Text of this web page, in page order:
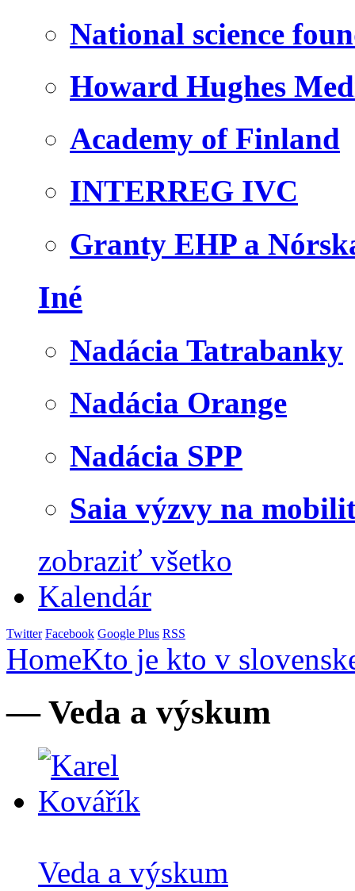
National science
Howard Hughes
Academy of Finland
INTERREG IVC
Granty EHP a
Iné
Nadácia Tatrabanky
Nadácia Orange
Nadácia SPP
Saia výzvy na
zobraziť všetko
Kalendár
Twitter Facebook Google Plus RSS
HomeKto je kto v
— Veda a výskum
Veda a výskum